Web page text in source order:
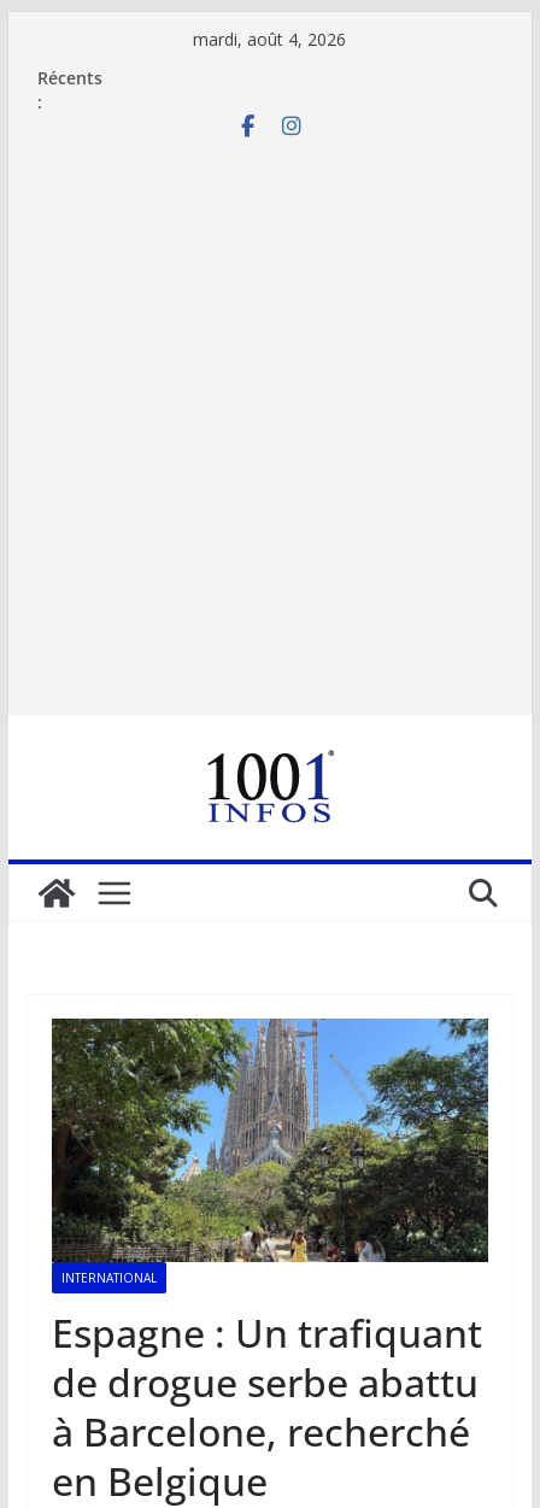
contenu
mardi, août 4, 2026
Récents
:
INTERNATIONAL
Espagne : Un trafiquant
de drogue serbe abattu
à Barcelone, recherché
en Belgique